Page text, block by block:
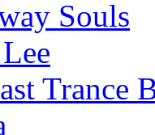
Souls
Trance